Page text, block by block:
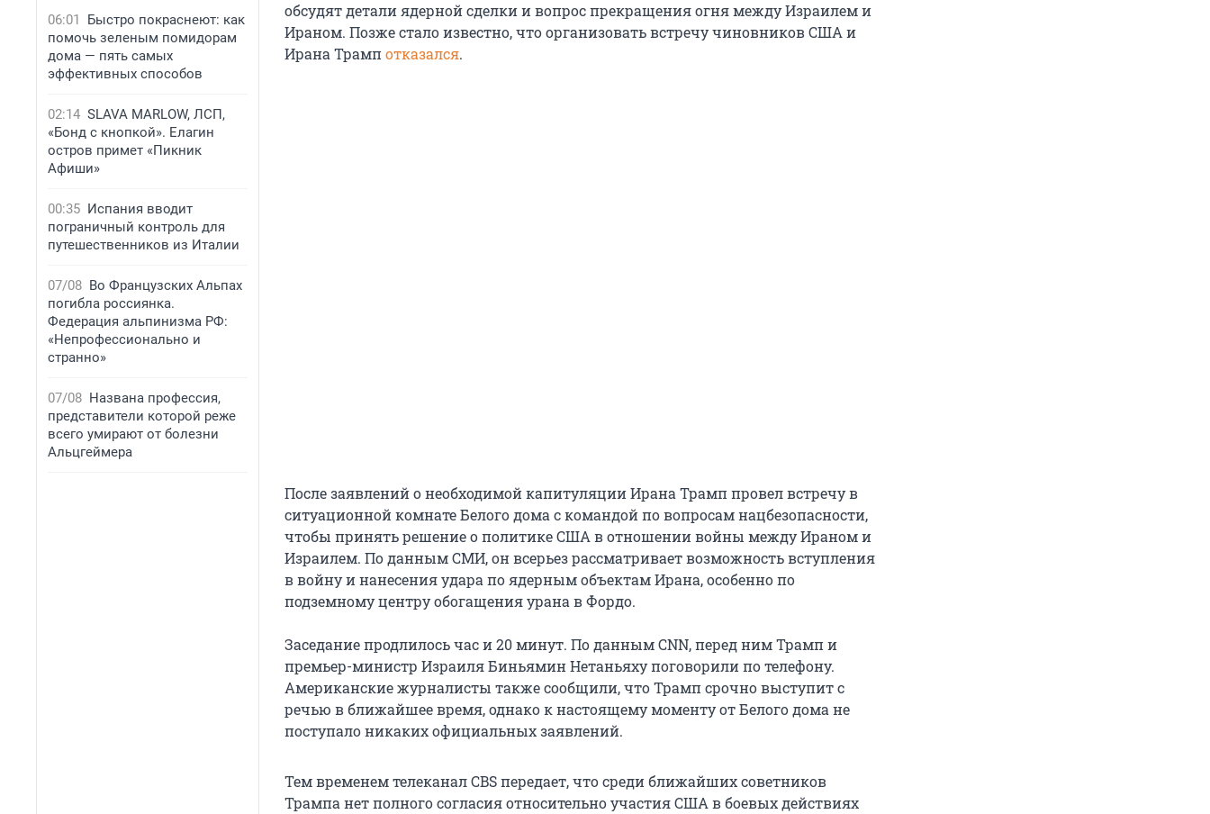
06:01
Быстро покраснеют: как
помочь зеленым помидорам
дома — пять самых
эффективных способов
02:14 SLAVA MARLOW, ЛСП,
«Бонд с кнопкой». Елагин
остров примет «Пикник
Афиши»
00:35 Испания вводит
пограничный контроль для
путешественников из Италии
07/08 Во Французских Альпах
погибла россиянка.
Федерация альпинизма РФ:
«Непрофессионально и
странно»
07/08 Названа профессия,
представители которой реже
всего умирают от болезни
Альцгеймера
обсудят детали ядерной сделки и вопрос прекращения огня между Израилем и
Ираном. Позже стало известно, что организовать встречу чиновников США и
Ирана Трампотказался.
После заявлений о необходимой капитуляции Ирана Трамп провел встречу в
ситуационной комнате Белого дома с командой по вопросам нацбезопасности,
чтобы принять решение о политике США в отношении войны между Ираном и
Израилем. По данным СМИ, он всерьез рассматривает возможность вступления
в войну и нанесения удара по ядерным объектам Ирана, особенно по
подземному центру обогащения урана в Фордо.
Заседание продлилось час и 20 минут. По данным CNN, перед ним Трамп и
премьер-министр Израиля Биньямин Нетаньяху поговорили по телефону.
Американские журналисты также сообщили, что Трамп срочно выступит с
речью в ближайшее время, однако к настоящему моменту от Белого дома не
поступало никаких официальных заявлений.
Тем временем телеканал CBS передает, что среди ближайших советников
Трампа нет полного согласия относительно участия США в боевых действиях